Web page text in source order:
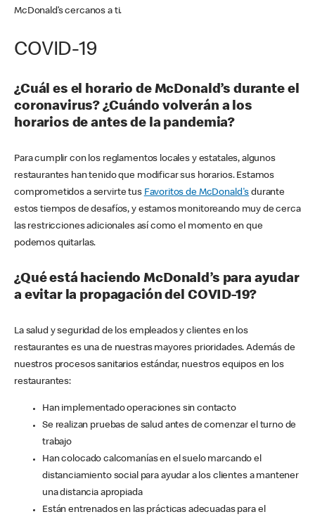
McDonald’s cercanos a ti.
COVID-19
¿Cuál es el horario de McDonald’s durante el
coronavirus? ¿Cuándo volverán a los
horarios de antes de la pandemia?
Para cumplir con los reglamentos locales y estatales, algunos
restaurantes han tenido que modificar sus horarios. Estamos
comprometidos a servirte tus Favoritos de McDonald's durante
estos tiempos de desafíos, y estamos monitoreando muy de cerca
las restricciones adicionales así como el momento en que
podemos quitarlas.
¿Qué está haciendo McDonald’s para ayudar
a evitar la propagación del COVID-19?
La salud y seguridad de los empleados y clientes en los
restaurantes es una de nuestras mayores prioridades. Además de
nuestros procesos sanitarios estándar, nuestros equipos en los
restaurantes:
Han implementado operaciones sin contacto
Se realizan pruebas de salud antes de comenzar el turno de
trabajo
Han colocado calcomanías en el suelo marcando el
distanciamiento social para ayudar a los clientes a mantener
una distancia apropiada
Están entrenados en las prácticas adecuadas para el